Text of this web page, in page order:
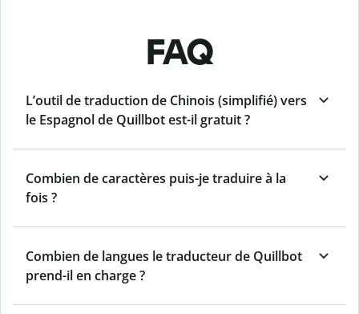
FAQ
L’outil de traduction de Chinois (simplifié) vers
le Espagnol de Quillbot est-il gratuit ?
Combien de caractères puis-je traduire à la
fois ?
Combien de langues le traducteur de Quillbot
prend-il en charge ?